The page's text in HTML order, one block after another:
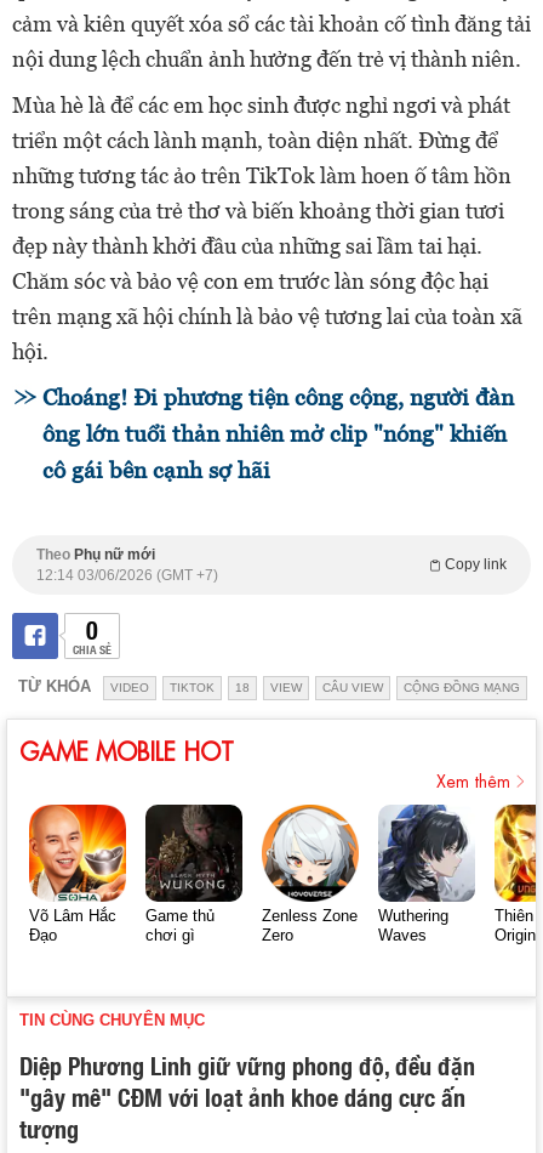
cảm và kiên quyết xóa sổ các tài khoản cố tình đăng tải
nội dung lệch chuẩn ảnh hưởng đến trẻ vị thành niên.
Mùa hè là để các em học sinh được nghỉ ngơi và phát
triển một cách lành mạnh, toàn diện nhất. Đừng để
những tương tác ảo trên TikTok làm hoen ố tâm hồn
trong sáng của trẻ thơ và biến khoảng thời gian tươi
đẹp này thành khởi đầu của những sai lầm tai hại.
Chăm sóc và bảo vệ con em trước làn sóng độc hại
trên mạng xã hội chính là bảo vệ tương lai của toàn xã
hội.
Choáng! Đi phương tiện công cộng, người đàn
ông lớn tuổi thản nhiên mở clip "nóng" khiến
cô gái bên cạnh sợ hãi
Theo Phụ nữ mới
Copy link
12:14 03/06/2026 (GMT +7)
0
CHIA SẺ
TỪ KHÓA VIDEO TIKTOK 18 VIEW CÂU VIEW CỘNG ĐỒNG MẠNG
GAME MOBILE HOT
Xem thêm
Võ Lâm Hắc
Đạo
Game thủ
chơi gì
Zenless Zone
Zero
Wuthering
Waves
Thiên
Origin
TIN CÙNG CHUYÊN MỤC
Diệp Phương Linh giữ vững phong độ, đều đặn
"gây mê" CĐM với loạt ảnh khoe dáng cực ấn
tượng